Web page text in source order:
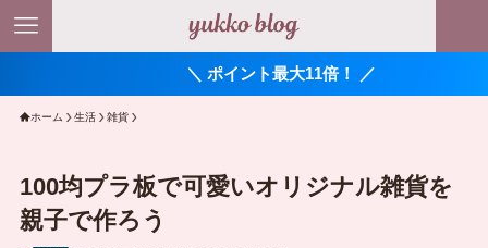
＼ ポイント最大11倍！ ／
ホーム 生活 雑貨
100均プラ板で可愛いオリジナル雑貨を
親子で作ろう